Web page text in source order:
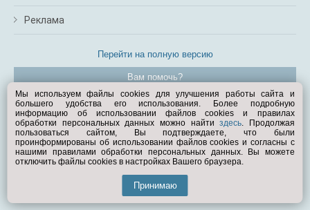
Реклама
Перейти на полную версию
Вам помочь?
© Exist.ru 1998—2026
Мы используем файлы cookies для улучшения работы сайта и
большего удобства его использования. Более подробную
информацию об использовании файлов cookies и правилах
обработки персональных данных можно найтиздесь. Продолжая
пользоваться сайтом, Вы подтверждаете, что были
проинформированы об использовании файлов cookies и согласны с
нашими правилами обработки персональных данных. Вы можете
отключить файлы cookies в настройках Вашего браузера.
Принимаю